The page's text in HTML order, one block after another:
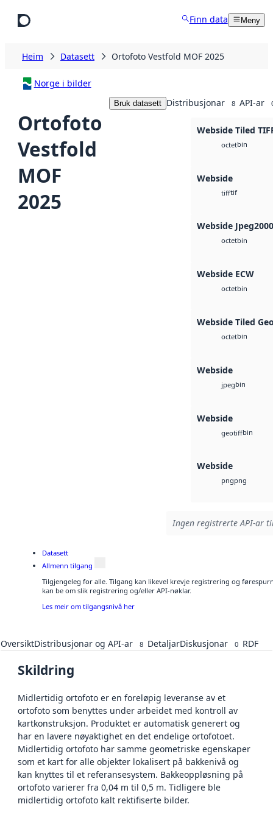
Finn data Meny
Heim Datasett Ortofoto Vestfold MOF 2025
Norge i bilder
Ortofoto
Vestfold
MOF
2025
Bruk datasett Distribusjonar 8 API-ar
Webside Tiled
octetbin
Webside
tifftif
Webside Jpeg2000
octetbin
Webside ECW
octetbin
Webside Tiled
octetbin
Webside
jpegbin
Webside
geotiffbin
Webside
pngpng
Ingen registrerte API-ar
Datasett
Allmenn tilgang
Tilgjengeleg for alle. Tilgang kan likevel krevje registrering og
kan be om slik registrering og/eller API-nøklar.
Les meir om tilgangsnivå her
OversiktDistribusjonar og API-ar 8 DetaljarDiskusjonar 0 RDF
Skildring
Midlertidig ortofoto er en foreløpig leveranse av et
ortofoto som benyttes under arbeidet med kontroll av
kartkonstruksjon. Produktet er automatisk generert og
har en lavere nøyaktighet en det endelige ortofotoet.
Midlertidig ortofoto har samme geometriske egenskaper
som et kart for alle objekter lokalisert på bakkenivå og
kan knyttes til et referansesystem. Bakkeoppløsning på
ortofoto varierer fra 0,04 m til 0,5 m. Tidligere ble
midlertidig ortofoto kalt rektifiserte bilder.